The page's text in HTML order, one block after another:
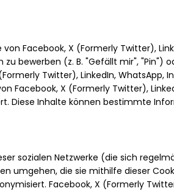
Facebook, X (Formerly Twitter),
bewerben (z. B. "Gefällt mir", "Pin")
Twitter), LinkedIn, WhatsApp,
Facebook, X (Formerly Twitter),
Diese Inhalte können bestimmte
sozialen Netzwerke (die sich
umgehen, die sie mithilfe dieser
Facebook, X (Formerly